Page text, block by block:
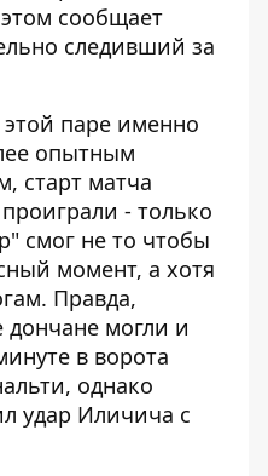
сообщает
следивший за
паре именно
опытным
старт матча
- только
смог не то чтобы
момент, а хотя
Правда,
дончане могли и
в ворота
однако
удар Иличича с